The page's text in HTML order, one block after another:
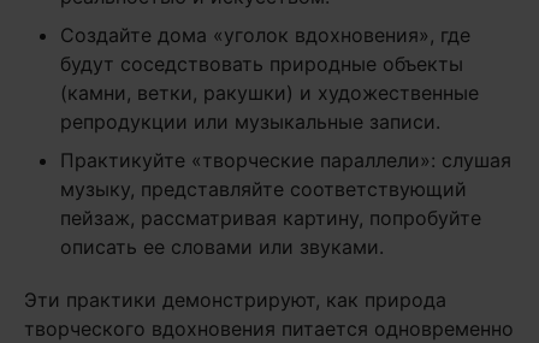
Создайте дома «уголок вдохновения», где
будут соседствовать природные объекты
(камни, ветки, ракушки) и художественные
репродукции или музыкальные записи.
Практикуйте «творческие параллели»: слушая
музыку, представляйте соответствующий
пейзаж, рассматривая картину, попробуйте
описать ее словами или звуками.
Эти практики демонстрируют, как природа
творческого вдохновения питается одновременно